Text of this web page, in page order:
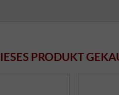
PRODUKT